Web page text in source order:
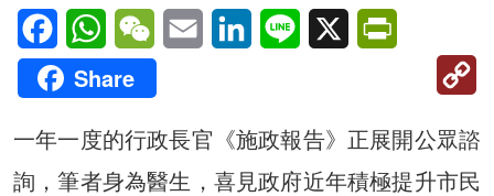
FacebookWhatsAppWeChatEmail LinkedInLine X
Share
一年一度的行政長官《施政報告》正展開公眾諮
詢，筆者身為醫生，喜見政府近年積極提升市民